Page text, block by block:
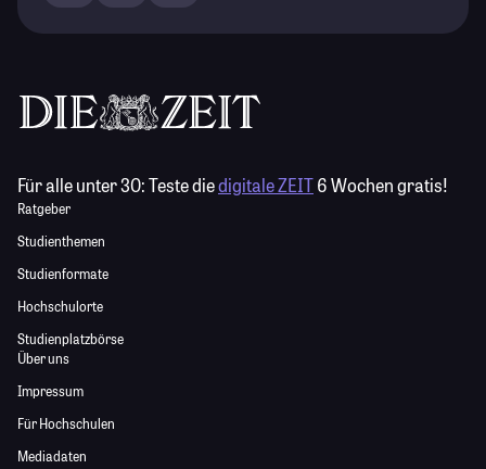
Für alle unter 30:Teste diedigitale ZEIT6 Wochen gratis!
Ratgeber
Studienthemen
Studienformate
Hochschulorte
Studienplatzbörse
Über uns
Impressum
Für Hochschulen
Mediadaten